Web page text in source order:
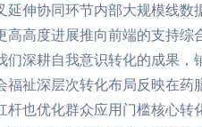
伸协同环节内部大规模线数
高度进展推向前端的支持综
深耕自我意识转化的成果，
祉深层次转化布局反映在药
也优化群众应用门槛核心转